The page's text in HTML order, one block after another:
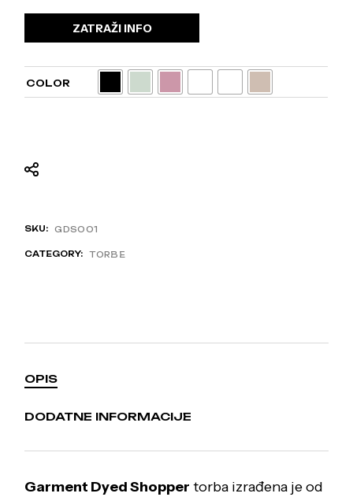
ZATRAŽI INFO
COLOR
SKU: GDS001
CATEGORY: TORBE
OPIS
DODATNE INFORMACIJE
Garment Dyed Shopper torba izrađena je od